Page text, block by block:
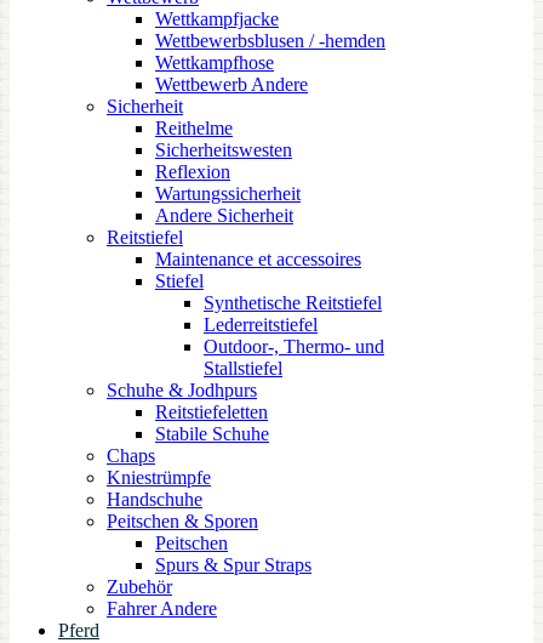
Wettkampfjacke
Wettbewerbsblusen / -hemden
Wettkampfhose
Wettbewerb Andere
Sicherheit
Reithelme
Sicherheitswesten
Reflexion
Wartungssicherheit
Andere Sicherheit
Reitstiefel
Maintenance et accessoires
Stiefel
Synthetische Reitstiefel
Lederreitstiefel
Outdoor-, Thermo- und
Stallstiefel
Schuhe & Jodhpurs
Reitstiefeletten
Stabile Schuhe
Chaps
Kniestrümpfe
Handschuhe
Peitschen & Sporen
Peitschen
Spurs & Spur Straps
Zubehör
Fahrer Andere
Pferd